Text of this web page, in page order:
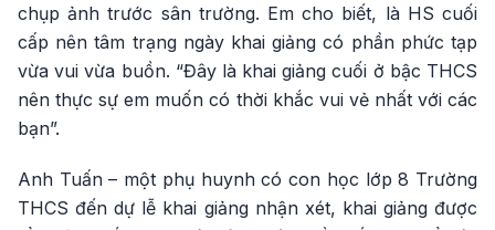
chụp ảnh trước sân trường. Em cho biết, là HS cuối
cấp nên tâm trạng ngày khai giảng có phần phức tạp
vừa vui vừa buồn. “Đây là khai giảng cuối ở bậc THCS
nên thực sự em muốn có thời khắc vui vẻ nhất với các
bạn”.
Anh Tuấn – một phụ huynh có con học lớp 8 Trường
THCS đến dự lễ khai giảng nhận xét, khai giảng được